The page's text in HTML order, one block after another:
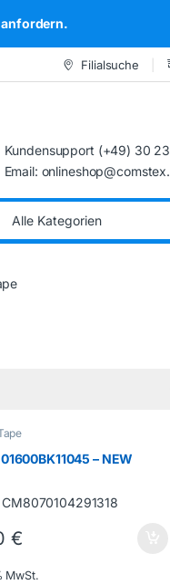
anfordern.
Filialsuche
Kundensupport (+49) 30
Email:
– NEW
€
MwSt.